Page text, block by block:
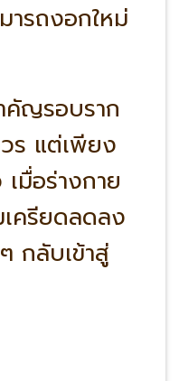
รถงอกใหม่
คัญรอบราก
ร แต่เพียง
เมื่อร่างกาย
ครียดลดลง
กลับเข้าสู่